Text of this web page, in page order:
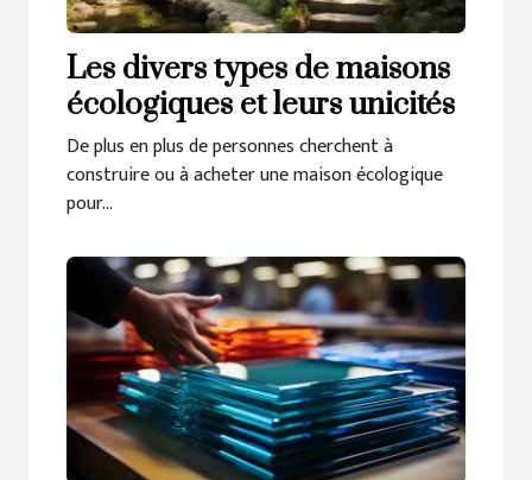
Les divers types de maisons
écologiques et leurs unicités
De plus en plus de personnes cherchent à
construire ou à acheter une maison écologique
pour...